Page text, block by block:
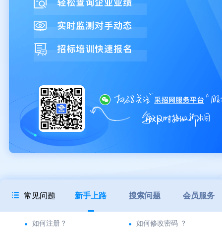
常见问题 新手上路 搜索问题 会员服务
如何注册？ 如何修改密码 ？